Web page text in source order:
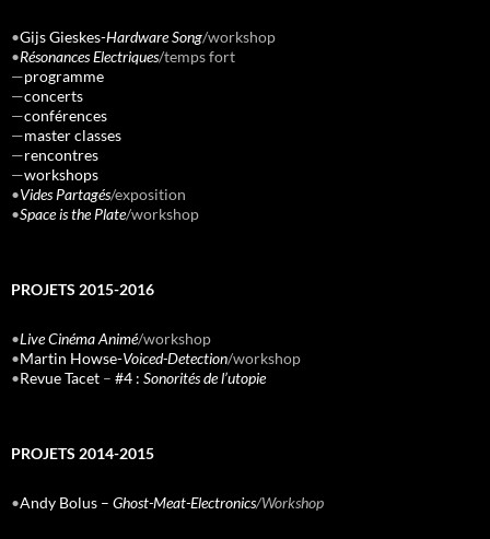
•Gijs Gieskes-Hardware Song/workshop
•Résonances Electriques/temps fort
—programme
—concerts
—conférences
—master classes
—rencontres
—workshops
•Vides Partagés/exposition
•Space is the Plate/workshop
PROJETS 2015-2016
•Live Cinéma Animé/workshop
•Martin Howse-Voiced-Detection/workshop
•Revue Tacet – #4 : Sonorités de l’utopie
PROJETS 2014-2015
•Andy Bolus – Ghost-Meat-Electronics/Workshop